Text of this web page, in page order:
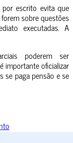
escrito evita que
sobre questões
executadas. A
poderem ser
importante oficializar
se paga pensão e se